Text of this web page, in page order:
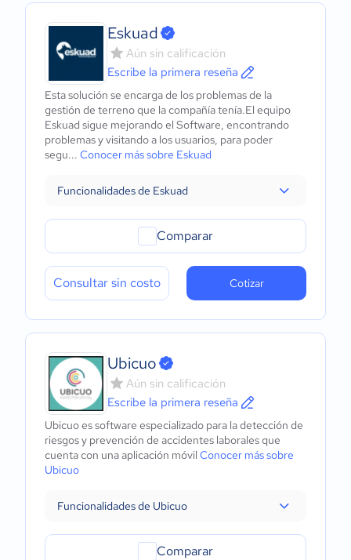
Eskuad
Aún sin calificación
Escribe la primera reseña
Esta solución se encarga de los problemas de la
gestión de terreno que la compañía tenía.El equipo
Eskuad sigue mejorando el Software, encontrando
problemas y visitando a los usuarios, para poder
segu... Conocer más sobre Eskuad
Funcionalidades de Eskuad
Comparar
Consultar sin costo Cotizar
Ubicuo
Aún sin calificación
Escribe la primera reseña
Ubicuo es software especializado para la detección de
riesgos y prevención de accidentes laborales que
cuenta con una aplicación móvil Conocer más sobre
Ubicuo
Funcionalidades de Ubicuo
Comparar